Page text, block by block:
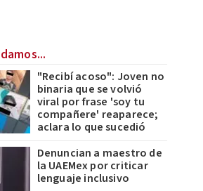
"Recibí acoso": Joven no
binaria que se volvió
viral por frase 'soy tu
compañere' reaparece;
aclara lo que sucedió
Denuncian a maestro de
la UAEMex por criticar
lenguaje inclusivo